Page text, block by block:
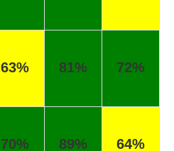
63% 81% 72%
70% 89% 64%